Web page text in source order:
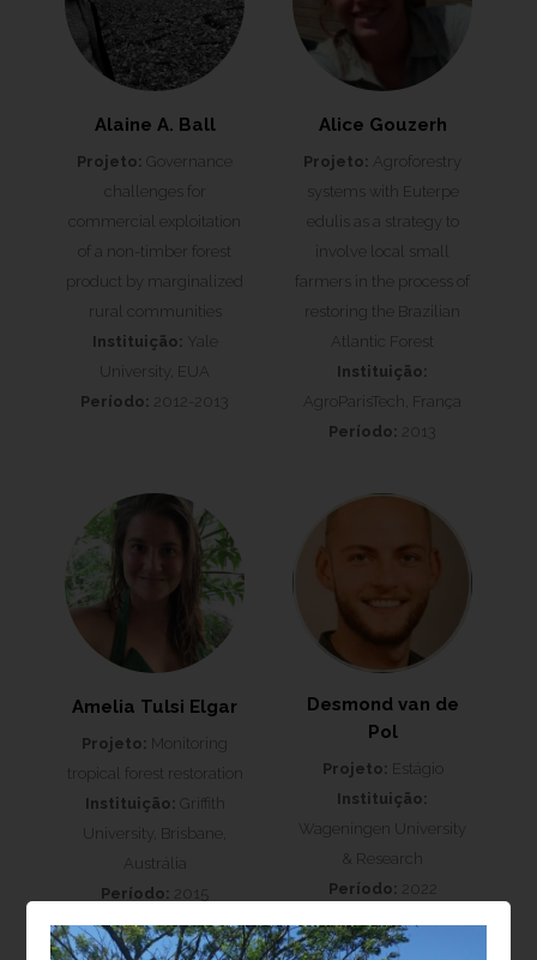
Alaine A. Ball
Projeto: Governance
challenges for
commercial exploitation
of a non-timber forest
product by marginalized
rural communities
Instituição: Yale
University, EUA
Período: 2012-2013
Alice Gouzerh
Projeto: Agroforestry
systems with Euterpe
edulis as a strategy to
involve local small
farmers in the process of
restoring the Brazilian
Atlantic Forest
Instituição:
AgroParisTech, França
Período: 2013
Amelia Tulsi Elgar
Projeto: Monitoring
tropical forest restoration
Instituição: Griffith
University, Brisbane,
Austrália
Período: 2015
Desmond van de
Pol
Projeto: Estágio
Instituição:
Wageningen University
& Research
Período: